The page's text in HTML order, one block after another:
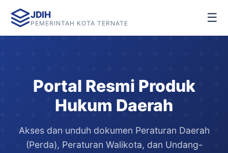
JDIH
PEMERINTAH KOTA TERNATE ☰
Portal Resmi Produk
Hukum Daerah
Akses dan unduh dokumen Peraturan Daerah
(Perda), Peraturan Walikota, dan Undang-